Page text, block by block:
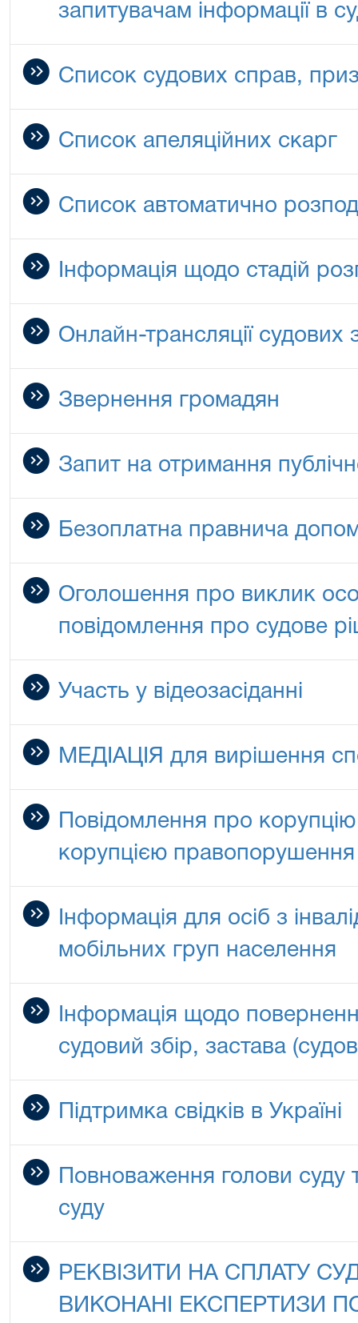
запитувачам інформації в
Список судових справ,
Список апеляційних скарг
Список автоматично
Інформація щодо стадій
Онлайн-трансляції судових
Звернення громадян
Запит на отримання
Безоплатна правнича
Оголошення про виклик
повідомлення про судове
Участь у відеозасіданні
МЕДІАЦІЯ для вирішення
Повідомлення про
корупцією правопорушення
Інформація для осіб з
мобільних груп населення
Інформація щодо
судовий збір, застава
Підтримка свідків в Україні
Повноваження голови суду
суду
РЕКВІЗИТИ НА СПЛАТУ
ВИКОНАНІ ЕКСПЕРТИЗИ